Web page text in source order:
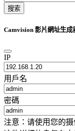
搜索
Camvision 影片網址生成
IP
用戶名
密碼
注意：请使用您的摄